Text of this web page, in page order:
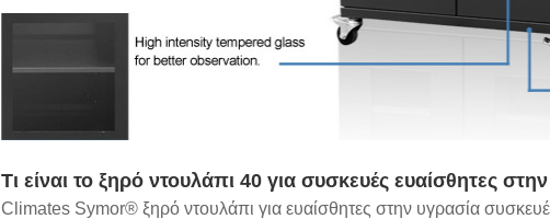
Τι είναι το ξηρό ντουλάπι 40 για συσκευές ευαίσθητες
Climates Symor® ξηρό ντουλάπι για ευαίσθητες στην υγρασία